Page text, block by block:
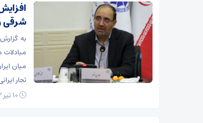
شرقی
به
مبادلات
میان
تجار